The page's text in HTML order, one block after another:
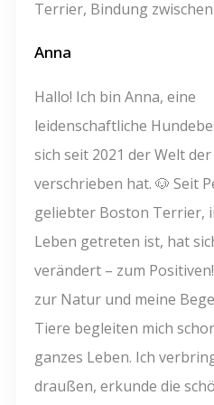
Anna
Hallo! Ich bin Anna, eine
leidenschaftliche
sich seit 2021 der Welt
verschrieben hat. 🐶 Seit
geliebter Boston Terrier,
Leben getreten ist, hat
verändert – zum
zur Natur und meine
Tiere begleiten mich
ganzes Leben. Ich
draußen, erkunde die